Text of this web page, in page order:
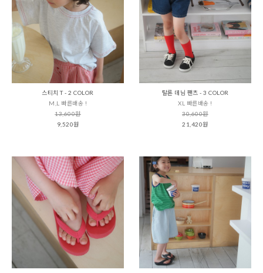
스티치 T - 2 COLOR
M,L 빠른배송 !
13,600원
9,520원
탈론 데님 팬츠 - 3 COLOR
XL 빠른배송 !
30,600원
21,420원